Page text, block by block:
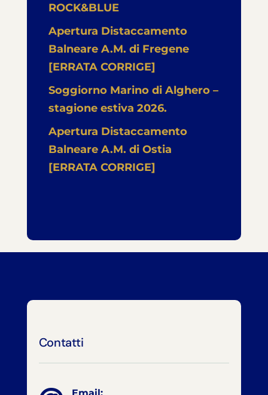
ROCK&BLUE
Apertura Distaccamento
Balneare A.M. di Fregene
[ERRATA CORRIGE]
Soggiorno Marino di Alghero –
stagione estiva 2026.
Apertura Distaccamento
Balneare A.M. di Ostia
[ERRATA CORRIGE]
Contatti